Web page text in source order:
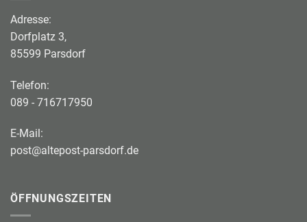
Adresse:
Dorfplatz 3,
85599 Parsdorf
Telefon:
089 - 716717950
E-Mail:
post@altepost-parsdorf.de
ÖFFNUNGSZEITEN